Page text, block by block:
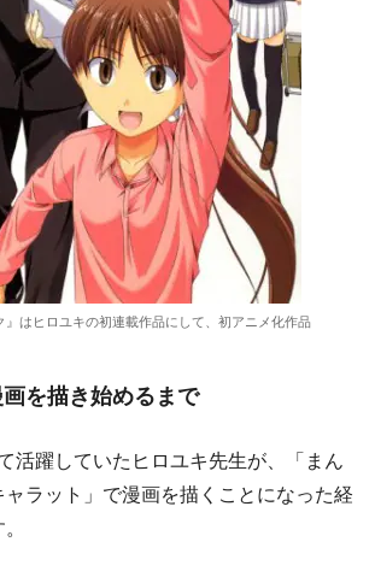
』はヒロユキの初連載作品にして、初アニメ化作品
画を描き始めるまで
活躍していたヒロユキ先生が、「まん
ラット」で漫画を描くことになった経